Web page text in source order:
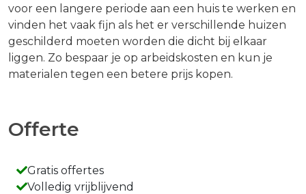
voor een langere periode aan een huis te werken en
vinden het vaak fijn als het er verschillende huizen
geschilderd moeten worden die dicht bij elkaar
liggen. Zo bespaar je op arbeidskosten en kun je
materialen tegen een betere prijs kopen.
Offerte
Gratis offertes
Volledig vrijblijvend